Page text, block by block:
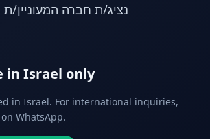
נציג/ת חברה
in Israel only
in Israel. For international inquiries,
WhatsApp.